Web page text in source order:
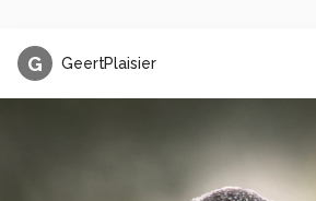
G GeertPlaisier